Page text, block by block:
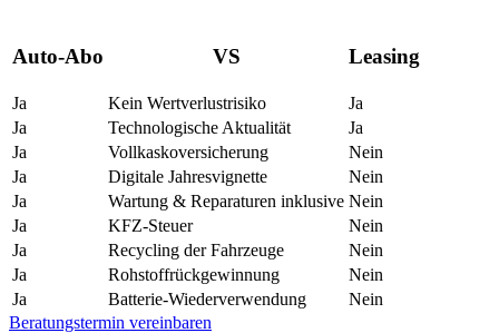
Auto-Abo VS Leasing
Ja Kein Wertverlustrisiko
Ja
Ja
Technologische Aktualität
Ja
Ja
Vollkaskoversicherung
Nein
Ja
Digitale Jahresvignette
Nein
Ja
Wartung & Reparaturen inklusive Nein
Ja
KFZ-Steuer
Nein
Ja
Recycling der Fahrzeuge
Nein
Ja
Rohstoffrückgewinnung
Nein
Ja
Batterie-Wiederverwendung
Nein
Beratungstermin vereinbaren